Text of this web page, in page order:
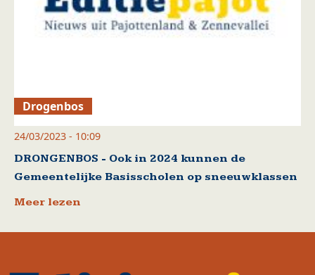
Drogenbos
24/03/2023 - 10:09
DRONGENBOS - Ook in 2024 kunnen de
Gemeentelijke Basisscholen op sneeuwklassen
Meer lezen